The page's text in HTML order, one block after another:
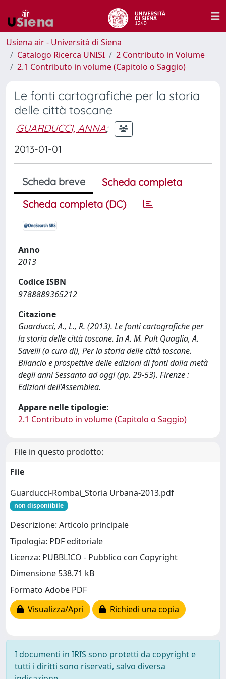
Usiena air - Università di Siena
Catalogo Ricerca UNISI
2 Contributo in Volume
2.1 Contributo in volume (Capitolo o Saggio)
Le fonti cartografiche per la storia
delle città toscane
GUARDUCCI, ANNA;
2013-01-01
Scheda breve
Scheda completa
Scheda completa (DC)
Anno
2013
Codice ISBN
9788889365212
Citazione
Guarducci, A., L., R. (2013). Le fonti cartografiche per
la storia delle città toscane. In A. M. Pult Quaglia, A.
Savelli (a cura di), Per la storia delle città toscane.
Bilancio e prospettive delle edizioni di fonti dalla metà
degli anni Sessanta ad oggi (pp. 29-53). Firenze :
Edizioni dell’Assemblea.
Appare nelle tipologie:
2.1 Contributo in volume (Capitolo o Saggio)
File in questo prodotto:
File
Guarducci-Rombai_Storia Urbana-2013.pdf
non disponiibile
Descrizione: Articolo principale
Tipologia: PDF editoriale
Licenza: PUBBLICO - Pubblico con Copyright
Dimensione 538.71 kB
Formato Adobe PDF
Visualizza/Apri
Richiedi una copia
I documenti in IRIS sono protetti da copyright e
tutti i diritti sono riservati, salvo diversa